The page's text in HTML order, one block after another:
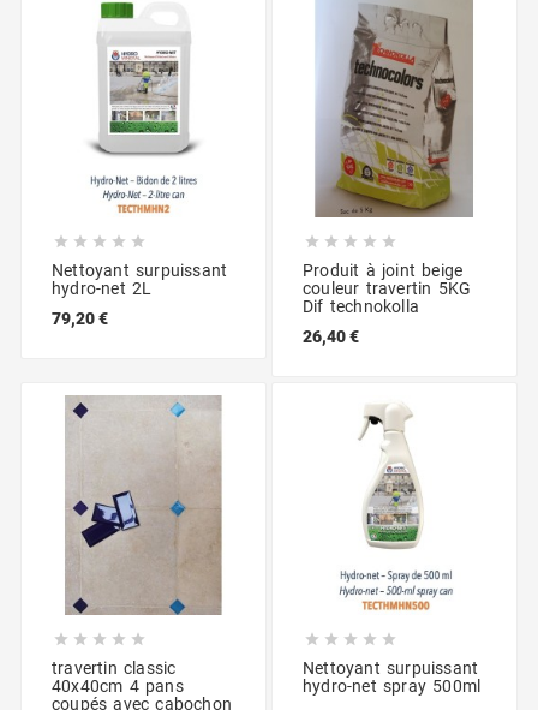
    
Nettoyant surpuissant
hydro-net 2L
79,20 €
    
Produit à joint beige
couleur travertin 5KG
Dif technokolla
26,40 €
    
travertin classic
40x40cm 4 pans
coupés avec cabochon
    
Nettoyant surpuissant
hydro-net spray 500ml